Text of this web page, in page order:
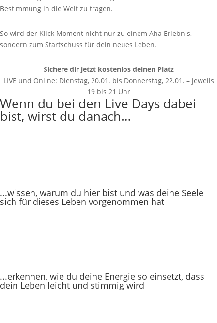
Bestimmung in die Welt zu tragen.
So wird der Klick Moment nicht nur zu einem Aha Erlebnis,
sondern zum Startschuss für dein neues Leben.
Sichere dir jetzt kostenlos deinen Platz
LIVE und Online: Dienstag, 20.01. bis Donnerstag, 22.01. – jeweils
19 bis 21 Uhr
Wenn du bei den Live Days dabei
bist, wirst du danach…
...wissen, warum du hier bist und was deine Seele
sich für dieses Leben vorgenommen hat
...erkennen, wie du deine Energie so einsetzt, dass
dein Leben leicht und stimmig wird